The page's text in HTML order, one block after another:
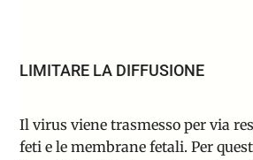
LIMITARE LA DIFFUSIONE
Il virus viene trasmesso per via
feti e le membrane fetali. Per